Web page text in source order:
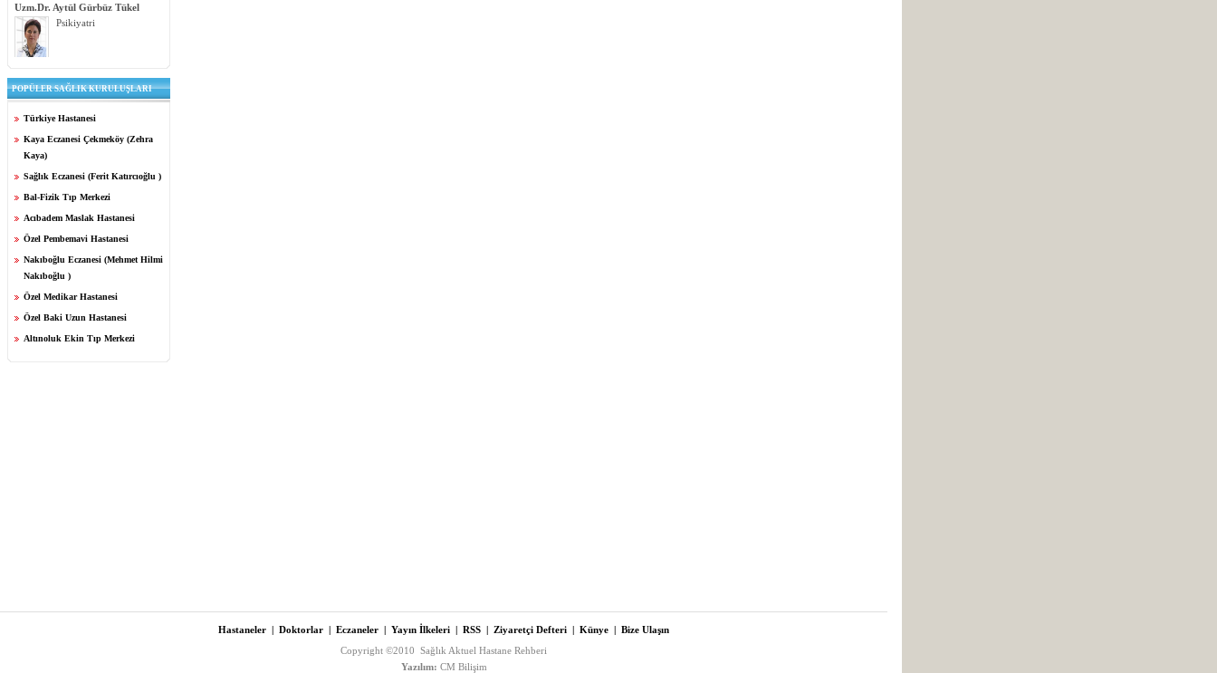
Uzm.Dr. Aytül Gürbüz Tükel
Psikiyatri
POPÜLER SAĞLIK KURULUŞLARI
Türkiye Hastanesi
Kaya Eczanesi Çekmeköy (Zehra
Kaya)
Sağlık Eczanesi (Ferit Katırcıoğlu )
Bal-Fizik Tıp Merkezi
Acıbadem Maslak Hastanesi
Özel Pembemavi Hastanesi
Nakıboğlu Eczanesi (Mehmet Hilmi
Nakıboğlu )
Özel Medikar Hastanesi
Özel Baki Uzun Hastanesi
Altınoluk Ekin Tıp Merkezi
Hastaneler | Doktorlar | Eczaneler | Yayın İlkeleri | RSS | Ziyaretçi Defteri | Künye | Bize Ulaşın
Copyright ©2010 Sağlık Aktuel Hastane Rehberi
Yazılım: CM Bilişim